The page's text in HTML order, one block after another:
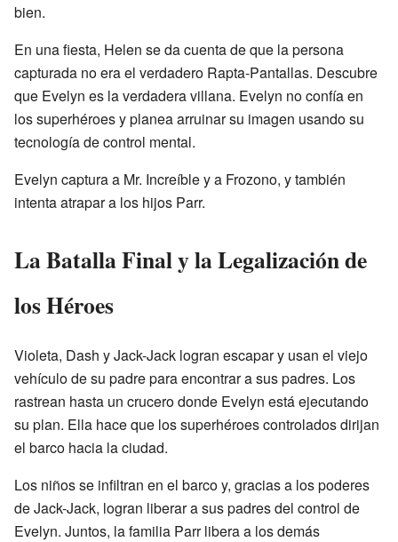
bien.
En una fiesta, Helen se da cuenta de que la persona
capturada no era el verdadero Rapta-Pantallas. Descubre
que Evelyn es la verdadera villana. Evelyn no confía en
los superhéroes y planea arruinar su imagen usando su
tecnología de control mental.
Evelyn captura a Mr. Increíble y a Frozono, y también
intenta atrapar a los hijos Parr.
La Batalla Final y la Legalización de
los Héroes
Violeta, Dash y Jack-Jack logran escapar y usan el viejo
vehículo de su padre para encontrar a sus padres. Los
rastrean hasta un crucero donde Evelyn está ejecutando
su plan. Ella hace que los superhéroes controlados dirijan
el barco hacia la ciudad.
Los niños se infiltran en el barco y, gracias a los poderes
de Jack-Jack, logran liberar a sus padres del control de
Evelyn. Juntos, la familia Parr libera a los demás